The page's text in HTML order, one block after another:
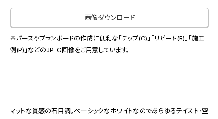
サンプル・カタログ請求／お問い合わせ（ビジネスのお客様）
スペースソリューション事業
オフィスソリューション事業
会社情報
画像ダウンロード
※パースやプランボードの作成に便利な「チップ(C)」「リピート(R)」「施工
例(P)」などのJPEG画像をご用意しています。
マットな質感の石目調。ベーシックなホワイトなのであらゆるテイスト・空